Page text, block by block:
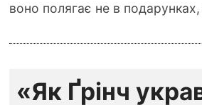
воно полягає не в подарунках,
«Як Ґрінч